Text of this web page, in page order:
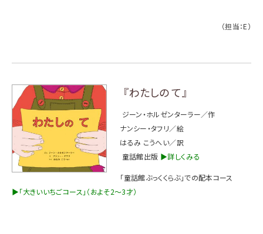
（担当：E）
『わたしの て』
ジーン・ホルゼンターラー／作
ナンシー・タフリ／絵
はるみ こうへい／訳
童話館出版 ▶詳しくみる
「童話館ぶっくくらぶ」での配本コース
▶「大きいいちごコース」（およそ2～3才）